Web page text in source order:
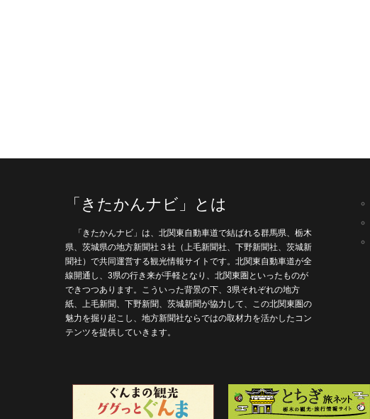
「きたかんナビ」とは
「きたかんナビ」は、北関東自動車道で結ばれる群馬県、栃木
県、茨城県の地方新聞社３社（上毛新聞社、下野新聞社、茨城新
聞社）で共同運営する観光情報サイトです。北関東自動車道が全
線開通し、3県の行き来が手軽となり、北関東圏といったものが
できつつあります。こういった背景の下、3県それぞれの地方
紙、上毛新聞、下野新聞、茨城新聞が協力して、この北関東圏の
魅力を掘り起こし、地方新聞社ならではの取材力を活かしたコン
テンツを提供していきます。